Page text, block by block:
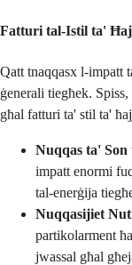
Fatturi tal-Istil ta'
Qatt tnaqqasx l-impatt
ġenerali tiegħek.
għal fatturi ta' stil ta'
Nuqqas ta'
impatt enormi
tal-enerġija
Nuqqasijiet
partikolarment
jwassal għal